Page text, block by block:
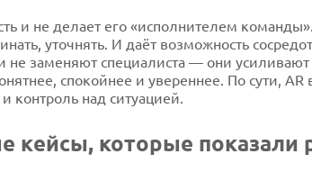
и не делает его «исполнителем
уточнять. И даёт возможность
не заменяют специалиста — они
спокойнее и увереннее. По сути, AR
контроль над ситуацией.
кейсы, которые показали